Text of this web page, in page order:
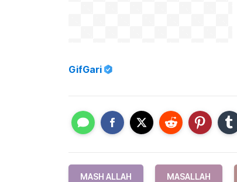
GifGari
MASH ALLAH MASALLAH